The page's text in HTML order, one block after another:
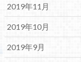
2019年11月
2019年10月
2019年9月